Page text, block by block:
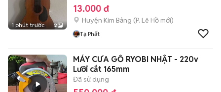
1 phút trước 2
13.000 đ
Huyện Kim Bảng (P. Lê Hồ mới)
Tạ Phất
MÁY CƯA GỖ RYOBI NHẬT - 220v
Lưỡi cắt 165mm
Đã sử dụng